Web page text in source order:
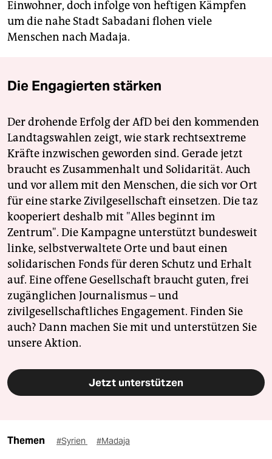
Einwohner, doch infolge von heftigen Kämpfen
um die nahe Stadt Sabadani flohen viele
Menschen nach Madaja.
Die Engagierten stärken
Der drohende Erfolg der AfD bei den kommenden
Landtagswahlen zeigt, wie stark rechtsextreme
Kräfte inzwischen geworden sind. Gerade jetzt
braucht es Zusammenhalt und Solidarität. Auch
und vor allem mit den Menschen, die sich vor Ort
für eine starke Zivilgesellschaft einsetzen. Die taz
kooperiert deshalb mit "Alles beginnt im
Zentrum". Die Kampagne unterstützt bundesweit
linke, selbstverwaltete Orte und baut einen
solidarischen Fonds für deren Schutz und Erhalt
auf. Eine offene Gesellschaft braucht guten, frei
zugänglichen Journalismus – und
zivilgesellschaftliches Engagement. Finden Sie
auch? Dann machen Sie mit und unterstützen Sie
unsere Aktion.
Jetzt unterstützen
Themen #Syrien #Madaja